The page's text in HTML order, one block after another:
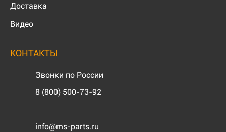
Доставка
Видео
КОНТАКТЫ
Звонки по России
8 (800) 500-73-92
info@ms-parts.ru